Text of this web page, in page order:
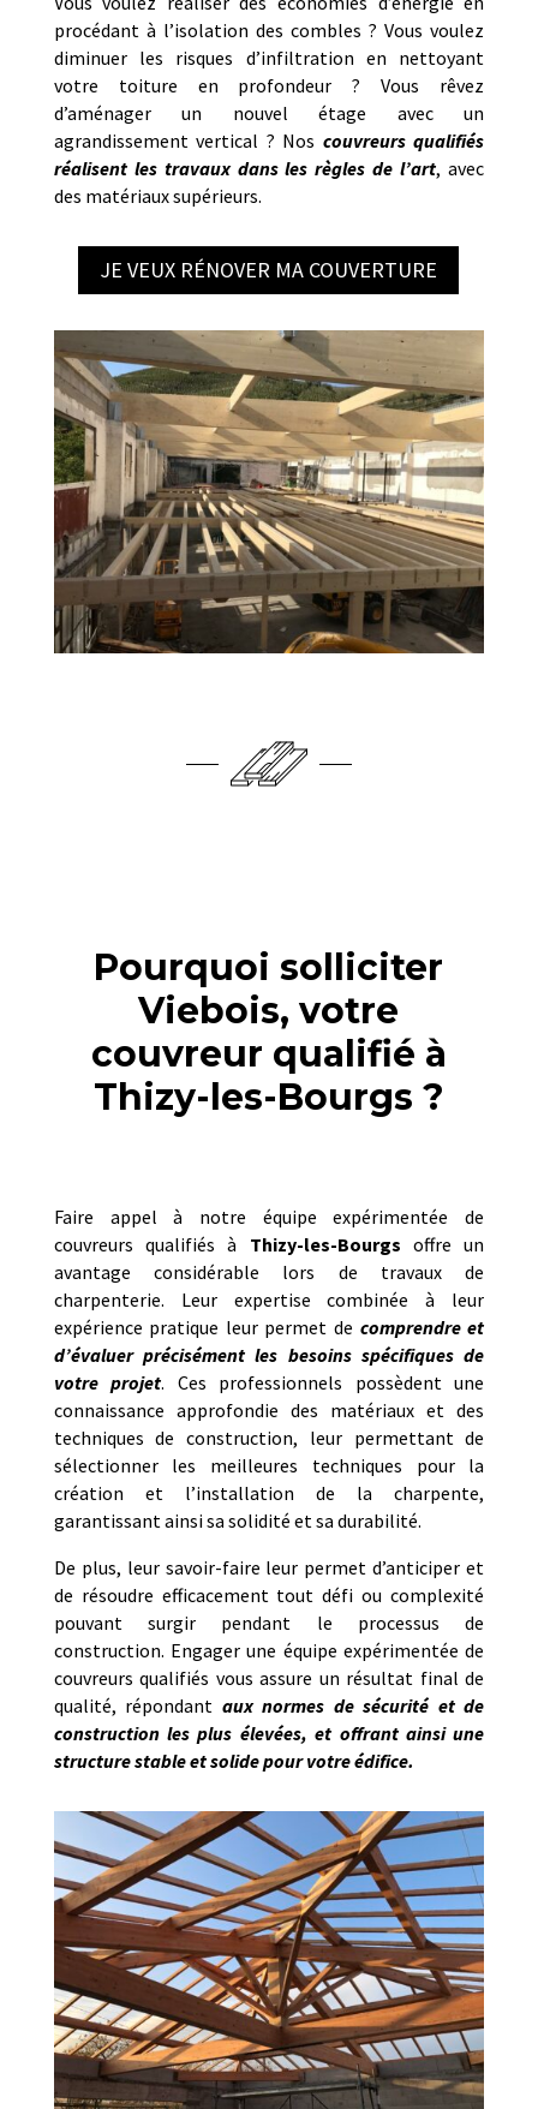
procédant à l’isolation des combles ? Vous voulez
diminuer les risques d’infiltration en nettoyant
votre toiture en profondeur ? Vous rêvez
d’aménager un nouvel étage avec un
agrandissement vertical ? Nos couvreurs qualifiés
réalisent les travaux dans les règles de l’art, avec
des matériaux supérieurs.
JE VEUX RÉNOVER MA COUVERTURE
Pourquoi solliciter
Viebois, votre
couvreur qualifié à
Thizy-les-Bourgs ?
Faire appel à notre équipe expérimentée de
couvreurs qualifiés à Thizy-les-Bourgs offre un
avantage considérable lors de travaux de
charpenterie. Leur expertise combinée à leur
expérience pratique leur permet de comprendre et
d’évaluer précisément les besoins spécifiques de
votre projet. Ces professionnels possèdent une
connaissance approfondie des matériaux et des
techniques de construction, leur permettant de
sélectionner les meilleures techniques pour la
création et l’installation de la charpente,
garantissant ainsi sa solidité et sa durabilité.
De plus, leur savoir-faire leur permet d’anticiper et
de résoudre efficacement tout défi ou complexité
pouvant surgir pendant le processus de
construction. Engager une équipe expérimentée de
couvreurs qualifiés vous assure un résultat final de
qualité, répondant aux normes de sécurité et de
construction les plus élevées, et offrant ainsi une
structure stable et solide pour votre édifice.